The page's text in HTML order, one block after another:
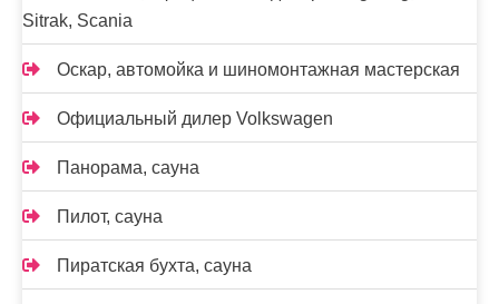
Sitrak, Scania
Оскар, автомойка и шиномонтажная мастерская
Официальный дилер Volkswagen
Панорама, сауна
Пилот, сауна
Пиратская бухта, сауна